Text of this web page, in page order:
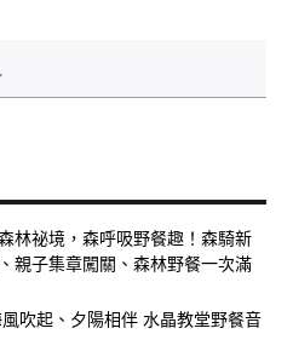
林祕境，森呼吸野餐趣！森騎新
親子集章闖關、森林野餐一次滿
吹起、夕陽相伴 水晶教堂野餐音